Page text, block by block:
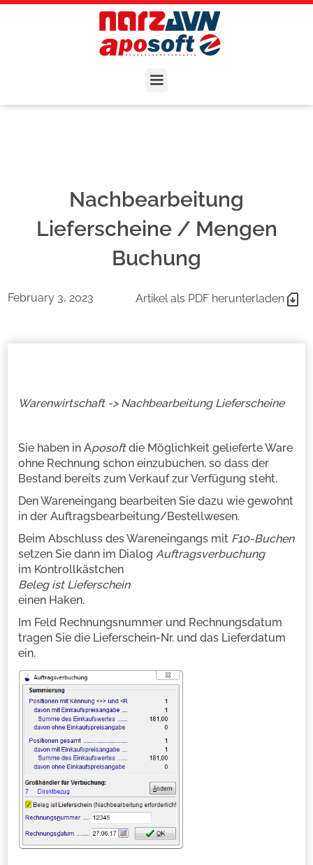
Nachbearbeitung
Lieferscheine / Mengen
Buchung
February 3, 2023 Artikel als PDF herunterladen
Warenwirtschaft -> Nachbearbeitung Lieferscheine
Sie haben in Aposoftdie Möglichkeit gelieferte Ware
ohne Rechnung schon einzubuchen, so dass der
Bestand bereits zum Verkauf zur Verfügung steht.
Den Wareneingang bearbeiten Sie dazu wie gewohnt
in der Auftragsbearbeitung/Bestellwesen.
Beim Abschluss des Wareneingangs mit F10-Buchen
setzen Sie dann im Dialog Auftragsverbuchung
im Kontrollkästchen
Beleg ist Lieferschein
einen Haken.
Im Feld Rechnungsnummer und Rechnungsdatum
tragen Sie die Lieferschein-Nr. und das Lieferdatum
ein.